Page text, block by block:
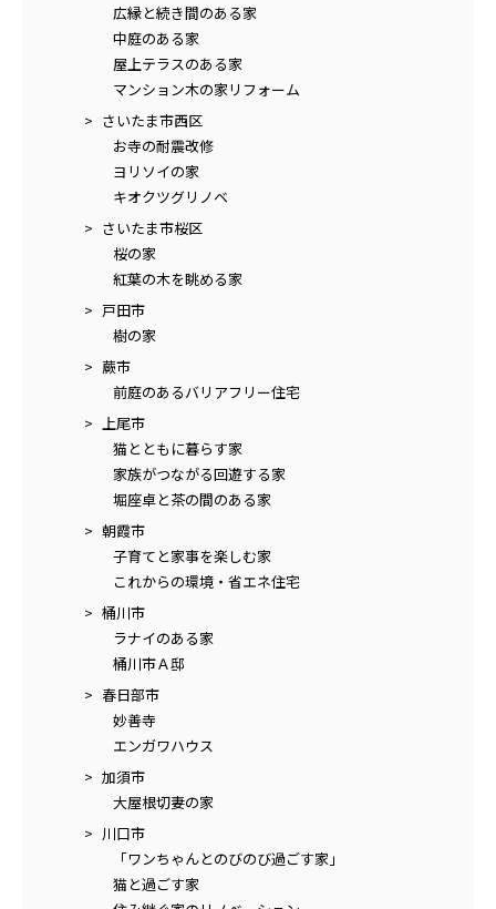
広縁と続き間のある家
中庭のある家
屋上テラスのある家
マンション木の家リフォーム
さいたま市西区
お寺の耐震改修
ヨリソイの家
キオクツグリノベ
さいたま市桜区
桜の家
紅葉の木を眺める家
戸田市
樹の家
蕨市
前庭のあるバリアフリー住宅
上尾市
猫とともに暮らす家
家族がつながる回遊する家
堀座卓と茶の間のある家
朝霞市
子育てと家事を楽しむ家
これからの環境・省エネ住宅
桶川市
ラナイのある家
桶川市Ａ邸
春日部市
妙善寺
エンガワハウス
加須市
大屋根切妻の家
川口市
「ワンちゃんとのびのび過ごす家」
猫と過ごす家